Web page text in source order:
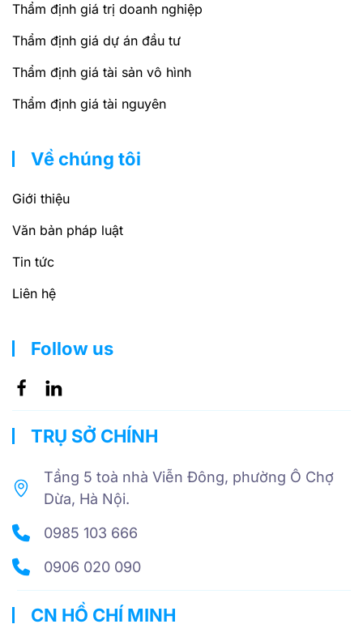
Thẩm định giá trị doanh nghiệp
Thẩm định giá dự án đầu tư
Thẩm định giá tài sản vô hình
Thẩm định giá tài nguyên
Về chúng tôi
Giới thiệu
Văn bản pháp luật
Tin tức
Liên hệ
Follow us
TRỤ SỞ CHÍNH
Tầng 5 toà nhà Viễn Đông, phường Ô Chợ
Dừa, Hà Nội.
0985 103 666
0906 020 090
CN HỒ CHÍ MINH